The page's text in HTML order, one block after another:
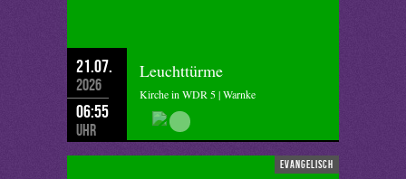
21.07.
2026
06:55
Uhr
Leuchttürme
Kirche in WDR 5 | Warnke
evangelisch